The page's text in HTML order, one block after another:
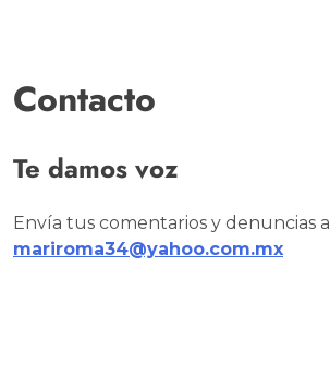
Contacto
Te damos voz
Envía tus comentarios y denuncias a
mariroma34@yahoo.com.mx